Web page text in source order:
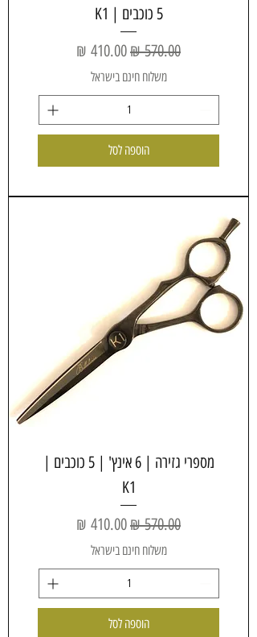
5 כוכבים | K1
מחיר רגיל מחיר מבצע
משלוח חינם בישראל
הוספה לסל
מספרי גזירה | 6 אינץ' | 5 כוכבים |
K1
מחיר רגיל מחיר מבצע
משלוח חינם בישראל
הוספה לסל